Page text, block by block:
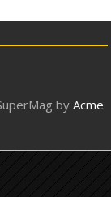
by Acme